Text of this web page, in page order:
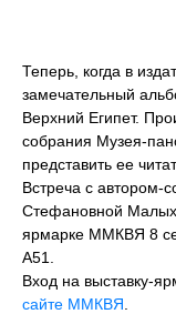
Теперь, когда в
замечательный
Верхний Египет.
собрания Музея-
представить ее
Встреча с автором-
Стефановной
ярмарке ММКВЯ 8
А51.
Вход на выставку-
сайте ММКВЯ